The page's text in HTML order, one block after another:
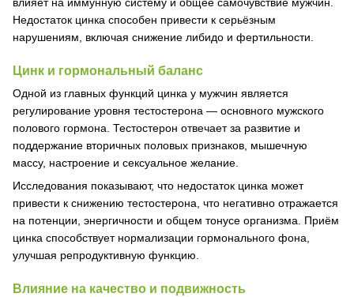
влияет на иммунную систему и общее самочувствие мужчин.
Недостаток цинка способен привести к серьёзным
нарушениям, включая снижение либидо и фертильности.
Цинк и гормональный баланс
Одной из главных функций цинка у мужчин является
регулирование уровня тестостерона — основного мужского
полового гормона. Тестостерон отвечает за развитие и
поддержание вторичных половых признаков, мышечную
массу, настроение и сексуальное желание.
Исследования показывают, что недостаток цинка может
привести к снижению тестостерона, что негативно отражается
на потенции, энергичности и общем тонусе организма. Приём
цинка способствует нормализации гормонального фона,
улучшая репродуктивную функцию.
Влияние на качество и подвижность